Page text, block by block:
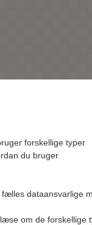
forskellige typer
du bruger
dataansvarlige
om de forskellige